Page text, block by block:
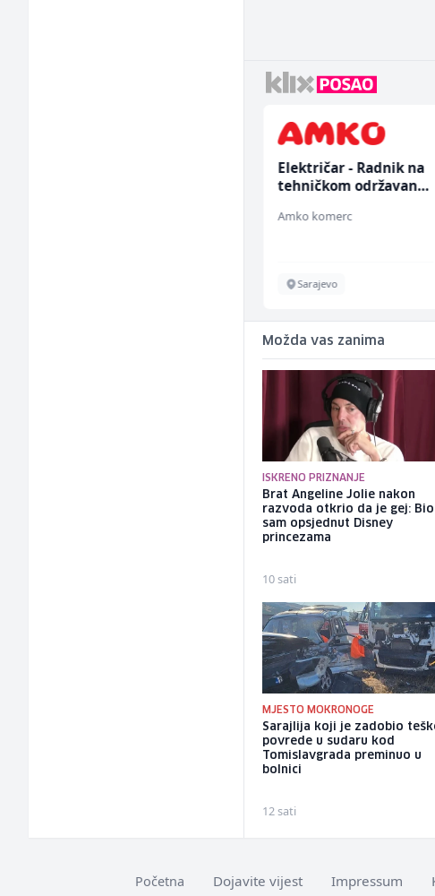
Električar - Radnik na
tehničkom održavanju
Amko komerc
Sarajevo
Možda vas zanima
ISKRENO PRIZNANJE
Brat Angeline Jolie nakon
razvoda otkrio da je gej: Bio
sam opsjednut Disney
princezama
10 sati
MJESTO MOKRONOGE
Sarajlija koji je zadobio
povrede u sudaru kod
Tomislavgrada preminuo u
bolnici
12 sati
Početna Dojavite vijest Impressum